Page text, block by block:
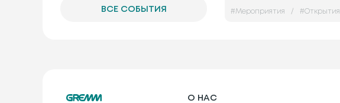
ВСЕ СОБЫТИЯ #Мероприятия / #Открытия
О НАС